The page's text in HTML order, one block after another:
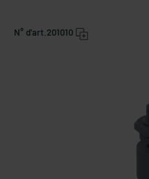
N° d'art. 201010